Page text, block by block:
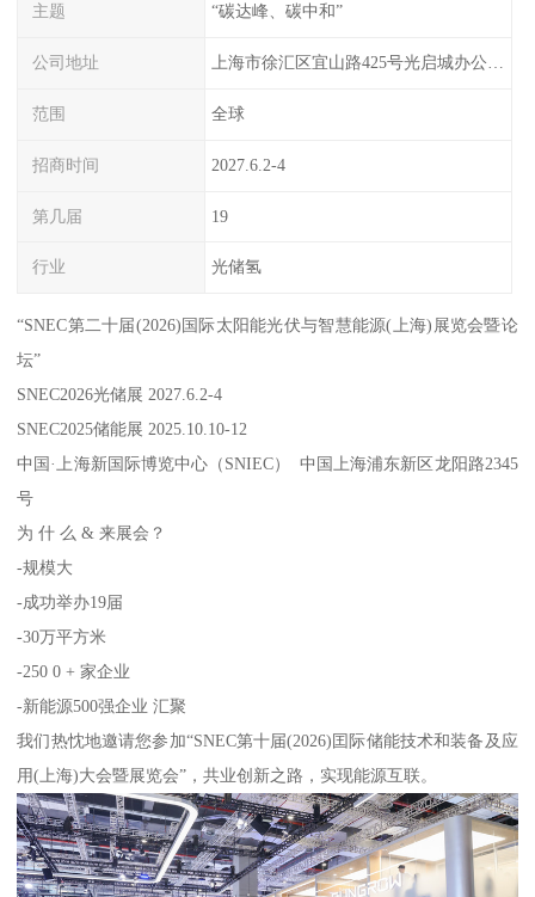
主题 “碳达峰、碳中和”
公司地址 上海市徐汇区宜山路425号光启城办公楼905-907室
范围 全球
招商时间 2027.6.2-4
第几届 19
行业 光储氢
“SNEC第二十届(2026)国际太阳能光伏与智慧能源(上海)展览会暨论
坛”
SNEC2026光储展 2027.6.2-4
SNEC2025储能展 2025.10.10-12
中国·上海新国际博览中心（SNIEC） 中国上海浦东新区龙阳路2345
号
为 什 么 & 来展会？
-规模大
-成功举办19届
-30万平方米
-250 0 + 家企业
-新能源500强企业 汇聚
我们热忱地邀请您参加“SNEC第十届(2026)囯际储能技术和装备及应
用(上海)大会暨展览会”，共业创新之路，实现能源互联。